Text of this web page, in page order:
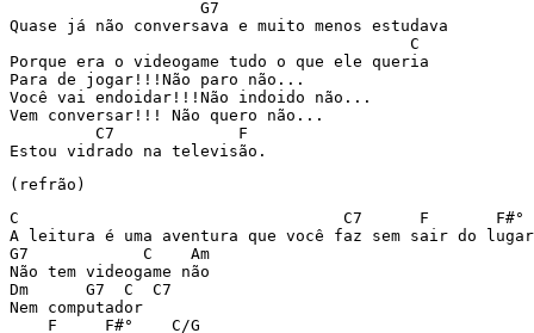
                    G7
Quase já não conversava e muito menos estudava
                                          C
Porque era o videogame tudo o que ele queria
Para de jogar!!!Não paro não...
Você vai endoidar!!!Não indoido não...
Vem conversar!!! Não quero não...
         C7             F
Estou vidrado na televisão.
(refrão)
C                                  C7      F       F#°
A leitura é uma aventura que você faz sem sair do lugar
G7            C    Am
Não tem videogame não
Dm      G7  C  C7
Nem computador
    F     F#°    C/G